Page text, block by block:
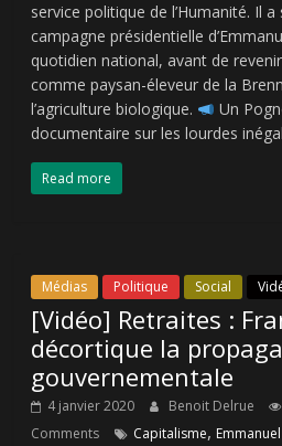
service politique de l’Humanité. Il a
campagne présidentielle
quotidien national, avant de
comme paysan-éleveur de la
l’agriculture biologique.
Un
documentaire sur les lourdes
Read more
Médias Politique Social
[Vidéo] Retraites :
décortique la
gouvernementale
4 janvier 2020 Benoit Delrue
Comments
Capitalisme,